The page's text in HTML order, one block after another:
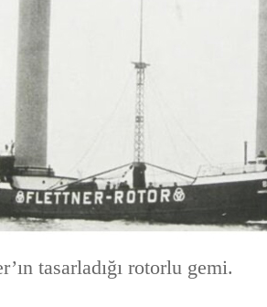
tasarladığı rotorlu gemi.